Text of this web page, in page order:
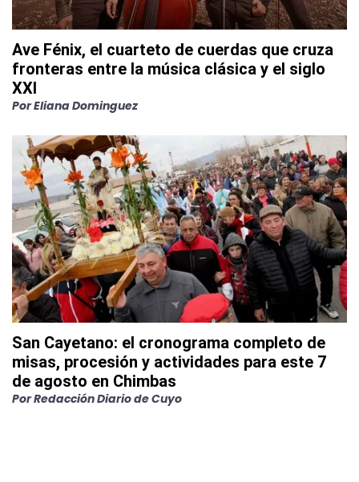
Ave Fénix, el cuarteto de cuerdas que cruza
fronteras entre la música clásica y el siglo
XXI
PorEliana Dominguez
San Cayetano: el cronograma completo de
misas, procesión y actividades para este 7
de agosto en Chimbas
PorRedacción Diario de Cuyo